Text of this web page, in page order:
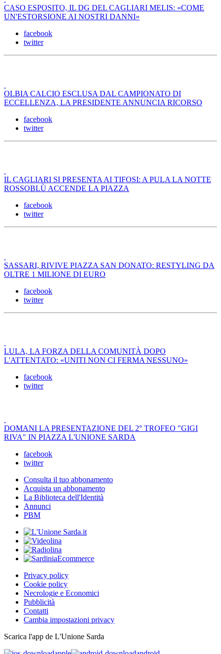
CASO ESPOSITO, IL DG DEL CAGLIARI MELIS: «COME
UN'ESTORSIONE AI NOSTRI DANNI»
facebook
twitter
OLBIA CALCIO ESCLUSA DAL CAMPIONATO DI
ECCELLENZA, LA PRESIDENTE ANNUNCIA RICORSO
facebook
twitter
IL CAGLIARI SI PRESENTA AI TIFOSI: A PULA LA NOTTE
ROSSOBLÙ ACCENDE LA PIAZZA
facebook
twitter
SASSARI, RIVIVE PIAZZA SAN DONATO: RESTYLING DA
OLTRE 1 MILIONE DI EURO
facebook
twitter
LULA, LA FORZA DELLA COMUNITÀ DOPO
L'ATTENTATO: «UNITI NON CI FERMA NESSUNO»
facebook
twitter
DOMANI LA PRESENTAZIONE DEL 2° TROFEO "GIGI
RIVA" IN PIAZZA L'UNIONE SARDA
facebook
twitter
Consulta il tuo abbonamento
Acquista un abbonamento
La Biblioteca dell'Identità
Annunci
PBM
Privacy policy
Cookie policy
Necrologie e Economici
Pubblicità
Contatti
Cambia impostazioni privacy
Scarica l'app de L'Unione Sarda